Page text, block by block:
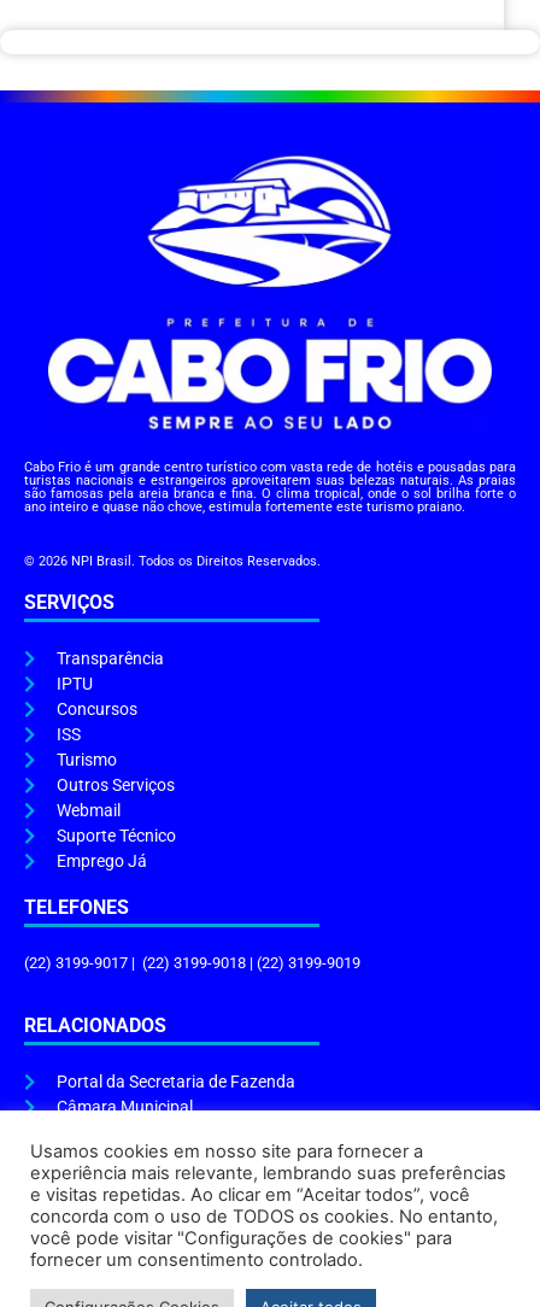
Cabo Frio é um grande centro turístico com vasta rede de hotéis e pousadas para
turistas nacionais e estrangeiros aproveitarem suas belezas naturais. As praias
são famosas pela areia branca e fina. O clima tropical, onde o sol brilha forte o
ano inteiro e quase não chove, estimula fortemente este turismo praiano.
© 2026 NPI Brasil. Todos os Direitos Reservados.
SERVIÇOS
Transparência
IPTU
Concursos
ISS
Turismo
Outros Serviços
Webmail
Suporte Técnico
Emprego Já
TELEFONES
(22) 3199-9017 | (22) 3199-9018 | (22) 3199-9019
RELACIONADOS
Portal da Secretaria de Fazenda
Câmara Municipal
ENDEREÇO E HORÁRIO
Endereço:Praça Tiradentes, s/n – Centro, Cabo Frio – RJ, 28906-290
Atendimento do Protocolo Geral da Prefeitura:9h às 16h
Horário de Funcionamento:8h às 17h
Usamos cookies em nosso site para fornecer a
experiência mais relevante, lembrando suas preferências
e visitas repetidas. Ao clicar em “Aceitar todos”, você
concorda com o uso de TODOS os cookies. No entanto,
você pode visitar "Configurações de cookies" para
fornecer um consentimento controlado.